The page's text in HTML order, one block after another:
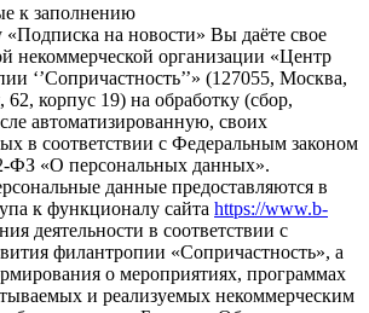
к заполнению
на новости» Вы даёте свое
некоммерческой организации «Центр
‘’Сопричастность’’» (127055, Москва,
62, корпус 19) на обработку (сбор,
автоматизированную, своих
в соответствии с Федеральным законом
ФЗ «О персональных данных».
данные предоставляются в
к функционалу сайта https://www.b-
деятельности в соответствии с
филантропии «Сопричастность», а
о мероприятиях, программах
и реализуемых некоммерческим